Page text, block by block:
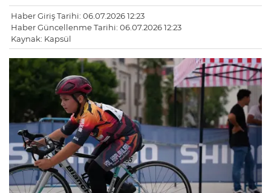
Haber Giriş Tarihi: 06.07.2026 12:23
Haber Güncellenme Tarihi: 06.07.2026 12:23
Kaynak: Kapsül